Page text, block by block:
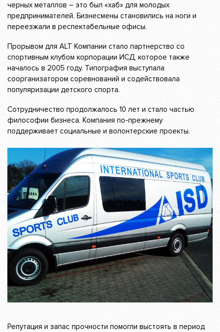
черных металлов – это был «хаб» для молодых
предпринимателей. Бизнесмены становились на ноги и
переезжали в респектабельные офисы.
Прорывом для ALT Компании стало партнерство со
спортивным клубом корпорации ИСД, которое также
началось в 2005 году. Типография выступала
соорганизатором соревнований и содействовала
популяризации детского спорта.
Сотрудничество продолжалось 10 лет и стало частью
философии бизнеса. Компания по-прежнему
поддерживает социальные и волонтерские проекты.
Репутация и запас прочности помогли выстоять в период